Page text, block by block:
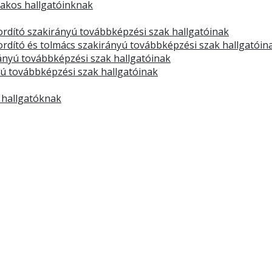
hallgatóinknak
szakirányú továbbképzési szak hallgatóinak
és tolmács szakirányú továbbképzési szak
továbbképzési szak hallgatóinak
továbbképzési szak hallgatóinak